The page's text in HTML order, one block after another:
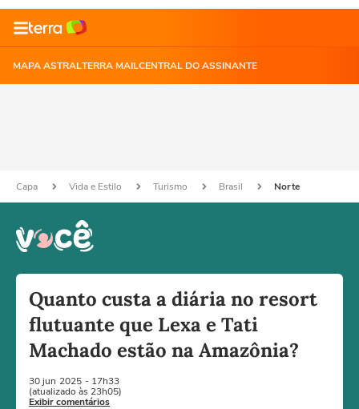
MAPA ASTRALTERRA MAILCENTRAL DO ASSINANTE
Capa Vida e Estilo Turismo Brasil Norte
Quanto custa a diária no resort
flutuante que Lexa e Tati
Machado estão na Amazônia?
30 jun 2025 - 17h33
(atualizado às 23h05)
Exibir comentários